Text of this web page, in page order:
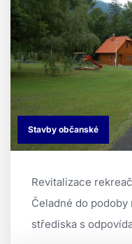
Stavby občanské
Revitalizace
Čeladné do
střediska s